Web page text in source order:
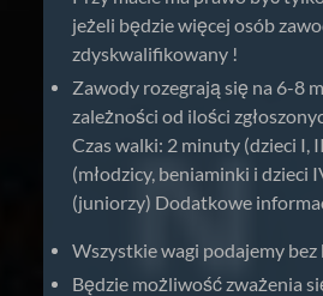
jeżeli będzie więcej osób
zdyskwalifikowany !
Zawody rozegrają się na 6-8
zależności od ilości
Czas walki: 2 minuty (dzieci I,
(młodzicy, beniaminki i dzieci
(juniorzy) Dodatkowe
Wszystkie wagi podajemy bez
Będzie możliwość zważenia